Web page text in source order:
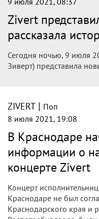
Zivert
рассказала
Сегодня ночью, 9 июля
Зиверт) представила
ZIVERT | Поп
8 июля 2021, 19:08
В Краснодаре
информации о
концерте Zivert
Концерт
Краснодаре не был
Краснодарского края и